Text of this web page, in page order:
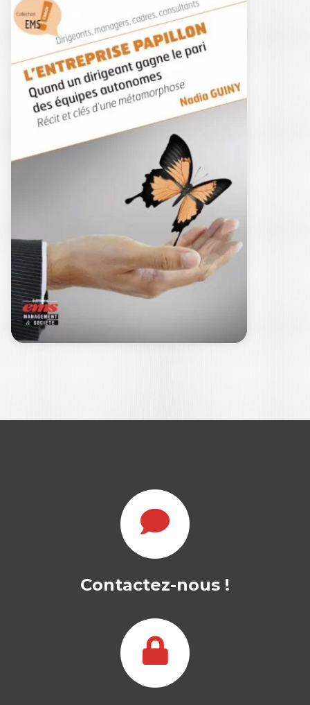
L’ENTREPRISE
PAPILLON
Récit et clés d'une métamorphose
Comment une PME normande dans le
22,50
Contactez-nous !